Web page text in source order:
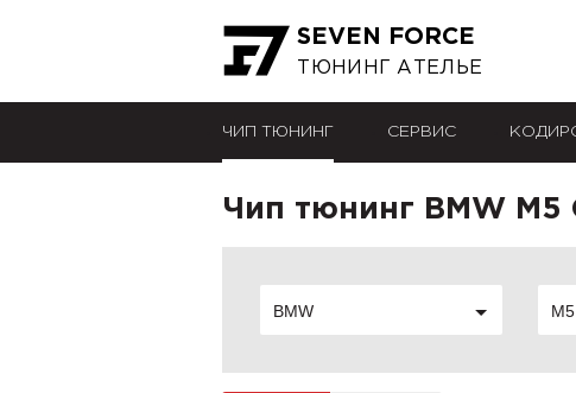
SEVEN FORCE
ТЮНИНГ АТЕЛЬЕ
ЧИП ТЮНИНГ СЕРВИС
Чип тюнинг BMW M5
BMW M5